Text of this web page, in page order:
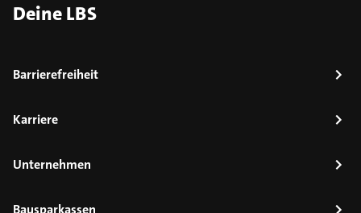
Deine LBS
Barrierefreiheit
Karriere
Unternehmen
Bausparkassen